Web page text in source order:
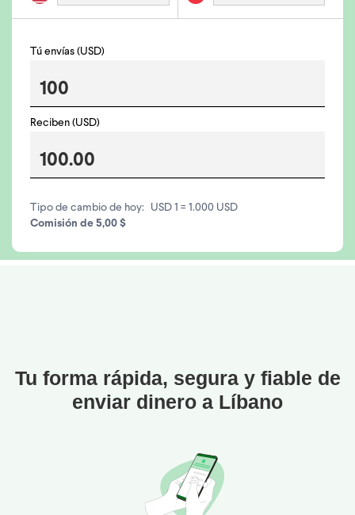
Tú envías (USD)
Reciben (USD)
Tipo de cambio de hoy:
USD 1 = 1.000 USD
Comisión de 5,00 $
Tu forma rápida, segura y fiable de
enviar dinero a Líbano